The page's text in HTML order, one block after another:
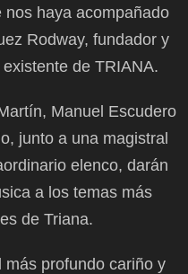
nos haya acompañado
Rodway, fundador y
de TRIANA.
Manuel Escudero
junto a una magistral
elenco, darán
a los temas más
de Triana.
más profundo cariño y